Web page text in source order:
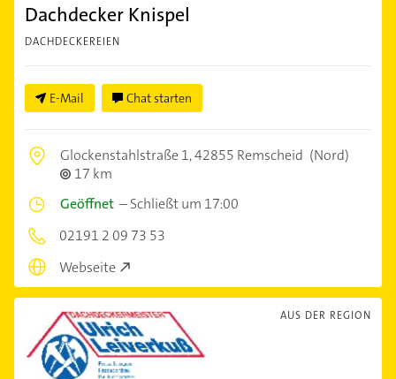
Dachdecker Knispel
DACHDECKEREIEN
E-Mail Chat starten
Glockenstahlstraße 1,42855 Remscheid (Nord)
17 km
Geöffnet –Schließt um 17:00
02191 2 09 73 53
Webseite
AUS DER REGION